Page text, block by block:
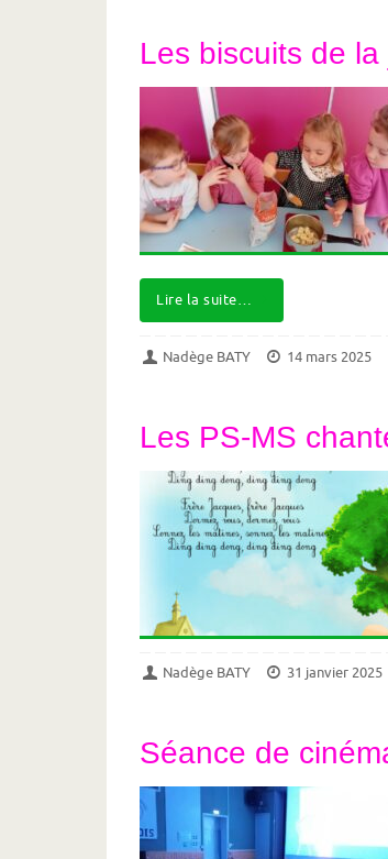
Les biscuits de
Lire la suite…
Nadège BATY 14 mars 2025
Les PS-MS
Nadège BATY 31 janvier 2025
Séance de